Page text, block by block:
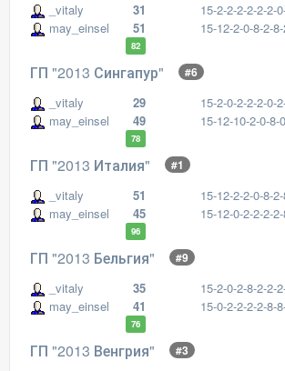
_vitaly 31
15-2-2-2-2-2-2-
may_einsel
51 15-12-2-0-8-2-
82
ГП "2013 Сингапур" #6
_vitaly 29
15-2-0-2-2-2-0-
may_einsel
49 15-12-10-2-0-8-
78
ГП "2013 Италия" #1
_vitaly 51
15-12-2-2-0-8-
may_einsel
45 15-12-0-2-2-2-
96
ГП "2013 Бельгия" #9
_vitaly 35
15-2-0-2-8-2-2-
may_einsel
41 15-0-2-2-2-2-8-
76
ГП "2013 Венгрия" #3